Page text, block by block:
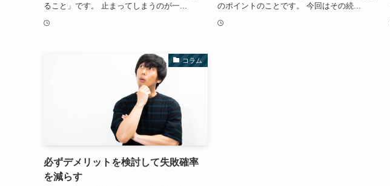
ること」です。 止まってしまうのが一...
のポイントのことです。 今回はその続...
コラム
必ずデメリットを検討して失敗確率
を減らす